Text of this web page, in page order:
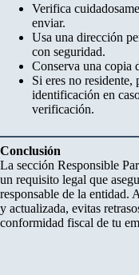
Verifica
enviar.
Usa una dirección
con seguridad.
Conserva una copia
Si eres no residente,
identificación en
verificación.
Conclusión
La sección Responsible
un requisito legal que
responsable de la entidad.
y actualizada, evitas
conformidad fiscal de tu